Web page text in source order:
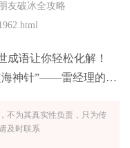
友破冰全攻略
成语让你轻松化解！
”——雷经理的专业与担当
不为其真实性负责，只为传
及时联系